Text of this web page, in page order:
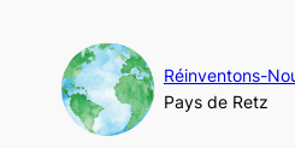
contenu
Réinventons-
Pays de Retz